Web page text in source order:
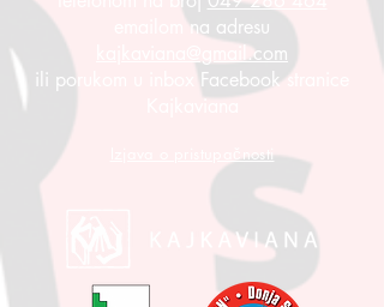
emailom na adresu
kajkaviana@gmail.com
ili porukom u inbox Facebook stranice
Kajkaviana
Izjava o pristupačnosti